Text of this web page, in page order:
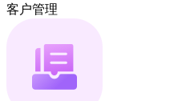
客户管理